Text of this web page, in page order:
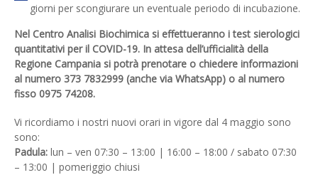
giorni per scongiurare un eventuale periodo di incubazione.
Nel Centro Analisi Biochimica si effettueranno i test sierologici
quantitativi per il COVID-19. In attesa dell’ufficialità della
Regione Campania si potrà prenotare o chiedere informazioni
al numero 373 7832999 (anche via WhatsApp) o al numero
fisso 0975 74208.
Vi ricordiamo i nostri nuovi orari in vigore dal 4 maggio sono
sono:
Padula: lun – ven 07:30 – 13:00 | 16:00 – 18:00 / sabato 07:30
– 13:00 | pomeriggio chiusi